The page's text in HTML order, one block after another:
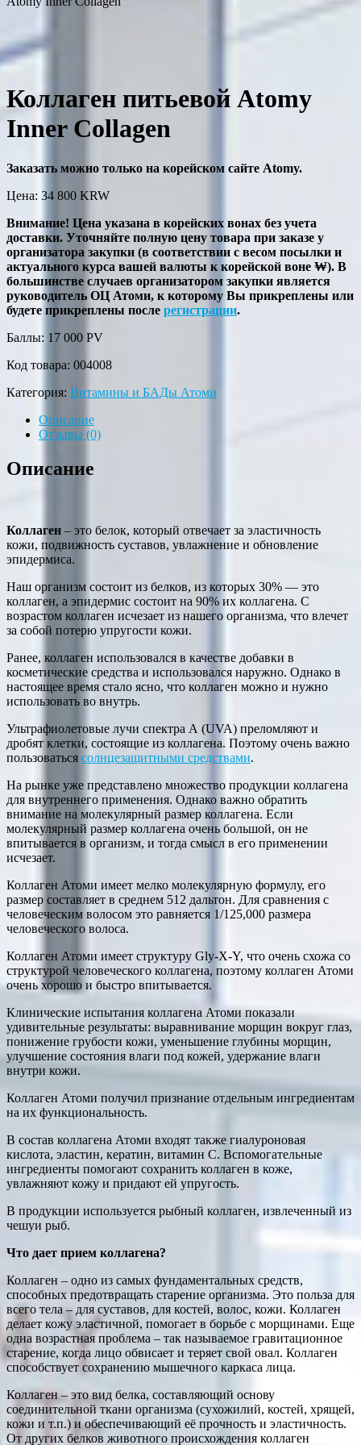
Коллаген питьевой Atomy
Inner Collagen
Заказать можно только на корейском сайте Atomy.
Цена: 34 800 KRW
Внимание! Цена указана в корейских вонах без учета
доставки. Уточняйте полную цену товара при заказе у
организатора закупки (в соответствии с весом посылки и
актуального курса вашей валюты к корейской воне ₩). В
большинстве случаев организатором закупки является
руководитель ОЦ Атоми, к которому Вы прикреплены или
будете прикреплены после регистрации.
Баллы: 17 000 PV
Код товара: 004008
Категория: Витамины и БАДы Атоми
Описание
Отзывы (0)
Описание
Коллаген – это белок, который отвечает за эластичность
кожи, подвижность суставов, увлажнение и обновление
эпидермиса.
Наш организм состоит из белков, из которых 30% — это
коллаген, а эпидермис состоит на 90% их коллагена. С
возрастом коллаген исчезает из нашего организма, что влечет
за собой потерю упругости кожи.
Ранее, коллаген использовался в качестве добавки в
косметические средства и использовался наружно. Однако в
настоящее время стало ясно, что коллаген можно и нужно
использовать во внутрь.
Ультрафиолетовые лучи спектра А (UVA) преломляют и
дробят клетки, состоящие из коллагена. Поэтому очень важно
пользоваться солнцезащитными средствами.
На рынке уже представлено множество продукции коллагена
для внутреннего применения. Однако важно обратить
внимание на молекулярный размер коллагена. Если
молекулярный размер коллагена очень большой, он не
впитывается в организм, и тогда смысл в его применении
исчезает.
Коллаген Атоми имеет мелко молекулярную формулу, его
размер составляет в среднем 512 дальтон. Для сравнения с
человеческим волосом это равняется 1/125,000 размера
человеческого волоса.
Коллаген Атоми имеет структуру Gly-X-Y, что очень схожа со
структурой человеческого коллагена, поэтому коллаген Атоми
очень хорошо и быстро впитывается.
Клинические испытания коллагена Атоми показали
удивительные результаты: выравнивание морщин вокруг глаз,
понижение грубости кожи, уменьшение глубины морщин,
улучшение состояния влаги под кожей, удержание влаги
внутри кожи.
Коллаген Атоми получил признание отдельным ингредиентам
на их функциональность.
В состав коллагена Атоми входят также гиалуроновая
кислота, эластин, кератин, витамин С. Вспомогательные
ингредиенты помогают сохранить коллаген в коже,
увлажняют кожу и придают ей упругость.
В продукции используется рыбный коллаген, извлеченный из
чешуи рыб.
Что дает прием коллагена?
Коллаген – одно из самых фундаментальных средств,
способных предотвращать старение организма. Это польза для
всего тела – для суставов, для костей, волос, кожи. Коллаген
делает кожу эластичной, помогает в борьбе с морщинами. Еще
одна возрастная проблема – так называемое гравитационное
старение, когда лицо обвисает и теряет свой овал. Коллаген
способствует сохранению мышечного каркаса лица.
Коллаген – это вид белка, составляющий основу
соединительной ткани организма (сухожилий, костей, хрящей,
кожи и т.п.) и обеспечивающий её прочность и эластичность.
От других белков животного происхождения коллаген